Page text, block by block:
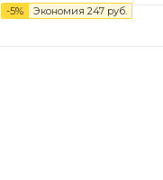
-5% Экономия 247 руб.